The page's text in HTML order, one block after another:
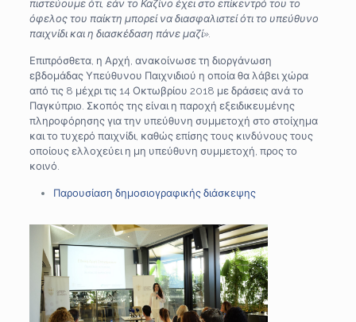
πιστεύουμε ότι, εάν το Καζίνο έχει στο επίκεντρό του το
όφελος του παίκτη μπορεί να διασφαλιστεί ότι το υπεύθυνο
παιχνίδι και η διασκέδαση πάνε μαζί».
Επιπρόσθετα, η Αρχή, ανακοίνωσε τη διοργάνωση
εβδομάδας Υπεύθυνου Παιχνιδιού η οποία θα λάβει χώρα
από τις 8 μέχρι τις 14 Οκτωβρίου 2018 με δράσεις ανά το
Παγκύπριο. Σκοπός της είναι η παροχή εξειδικευμένης
πληροφόρησης για την υπεύθυνη συμμετοχή στο στοίχημα
και το τυχερό παιχνίδι, καθώς επίσης τους κινδύνους τους
οποίους ελλοχεύει η μη υπεύθυνη συμμετοχή, προς το
κοινό.
Παρουσίαση δημοσιογραφικής διάσκεψης